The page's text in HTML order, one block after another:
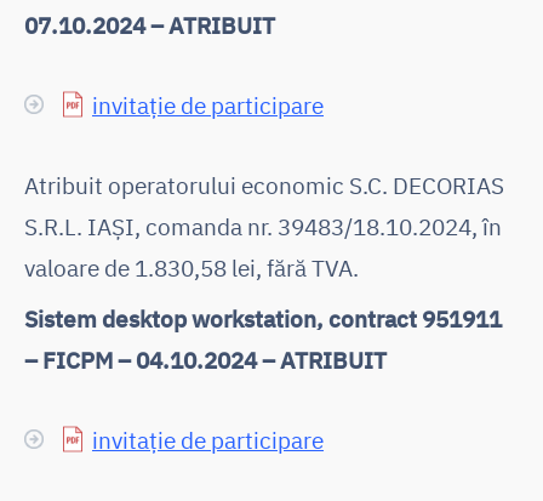
07.10.2024 – ATRIBUIT
invitație de participare
Atribuit operatorului economic S.C. DECORIAS
S.R.L. IAȘI, comanda nr. 39483/18.10.2024, în
valoare de 1.830,58 lei, fără TVA.
Sistem desktop workstation, contract 951911
– FICPM – 04.10.2024 – ATRIBUIT
invitație de participare